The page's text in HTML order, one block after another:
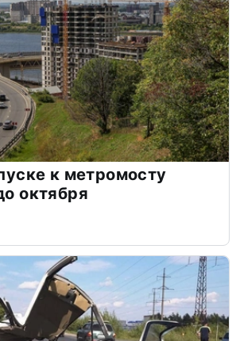
к метромосту
октября